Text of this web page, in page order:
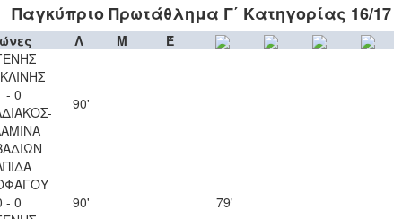
Παγκύπριο Πρωτάθλημα Γ΄ Κατηγορίας 16/17
Λ Μ
Έ
- 0
90'
- 0
90' 79'